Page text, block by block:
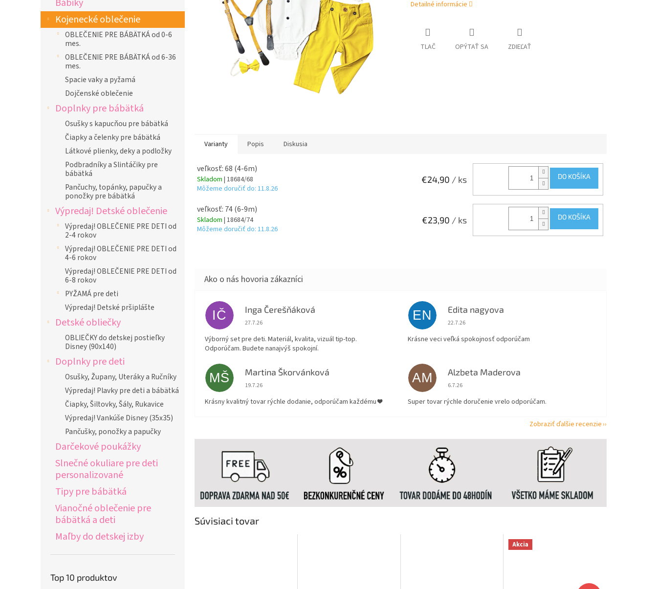
Kojenecké oblečenie
OBLEČENIE PRE BÁBÄTKÁ od 0-6
mes.
OBLEČENIE PRE BÁBÄTKÁ od 6-36
mes.
Spacie vaky a pyžamá
Dojčenské oblečenie
Doplnky pre bábätká
Osušky s kapucňou pre bábätká
Čiapky a čelenky pre bábätká
Látkové plienky, deky a podložky
Podbradníky a Slintáčiky pre
bábätká
Pančuchy, topánky, papučky a
ponožky pre bábätká
Výpredaj! Detské oblečenie
Výpredaj! OBLEČENIE PRE DETI od
2-4 rokov
Výpredaj! OBLEČENIE PRE DETI od
4-6 rokov
Výpredaj! OBLEČENIE PRE DETI od
6-8 rokov
PYŽAMÁ pre deti
Výpredaj! Detské pršiplášte
Detské obliečky
OBLIEČKY do detskej postieľky
Disney (90x140)
Doplnky pre deti
Osušky, Župany, Uteráky a Ručníky
Výpredaj! Plavky pre deti a bábätká
Čiapky, Šiltovky, Šály, Rukavice
Výpredaj! Vankúše Disney (35x35)
Pančušky, ponožky a papučky
Darčekové poukážky
Slnečné okuliare pre deti
personalizované
Tipy pre bábätká
Vianočné oblečenie pre
bábätká a deti
Maľby do detskej izby
Top 10 produktov
Detailné informácie
TLAČ OPÝTAŤ SA ZDIEĽAŤ
Súvisiaci tovar
Akcia
Varianty Popis Diskusia
veľkosť: 68 (4-6m)
Skladom | 18684/68
Môžeme doručiť do: 11.8.26
€24,90 / ks DO KOŠÍKA
veľkosť: 74 (6-9m)
Skladom | 18684/74
Môžeme doručiť do: 11.8.26
€23,90 / ks DO KOŠÍKA
IČ Inga Čerešňáková
Hodnotenie obchodu je 5 z 5 hviezdičiek.
27.7.26
Výborný set pre deti. Materiál, kvalita, vizuál tip-top.
Odporúčam. Budete nanajvýš spokojní.
EN Edita nagyova
Hodnotenie obchodu je 5 z 5 hviezdičiek.
22.7.26
Krásne veci veľká spokojnosť odporúčam
MŠ Martina Škorvánková
Hodnotenie obchodu je 5 z 5 hviezdičiek.
19.7.26
Krásny kvalitný tovar rýchle dodanie, odporúčam každému ❤️
AM Alzbeta Maderova
Hodnotenie obchodu je 5 z 5 hviezdičiek.
6.7.26
Super tovar rýchle doručenie vrelo odporúčam.
Zobraziť ďalšie recenzie